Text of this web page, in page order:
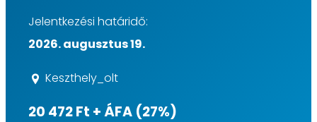
Jelentkezési határidő:
2026. augusztus 19.
Keszthely_olt
20 472 Ft + ÁFA (27%)